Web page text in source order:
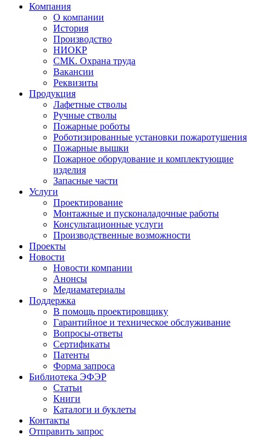
Компания
О компании
История
Производство
НИОКР
СМК. Охрана труда
Вакансии
Реквизиты
Продукция
Лафетные стволы
Ручные стволы
Пожарные роботы
Роботизированные установки пожаротушения
Пожарные вышки
Пожарное оборудование и комплектующие
изделия
Запасные части
Услуги
Проектирование
Монтажные и пусконаладочные работы
Консультационные услуги
Производственные возможности
Проекты
Новости
Новости компании
Анонсы
Медиаматериалы
Поддержка
В помощь проектировщику
Гарантийное и техническое обслуживание
Вопросы-ответы
Сертификаты
Патенты
Форма запроса
Библиотека ЭФЭР
Статьи
Книги
Каталоги и буклеты
Контакты
Отправить запрос